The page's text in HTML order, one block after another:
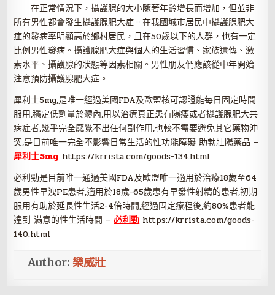
在正常情況下，攝護腺的大小隨著年齡增長而增加，但並非
所有男性都會發生攝護腺肥大症。在我國城市居民中攝護腺肥大
症的發病率明顯高於鄉村居民，且在50歲以下的人群，也有一定
比例男性發病。攝護腺肥大症與個人的生活習慣、家族遺傳、激
素水平、攝護腺的狀態等因素相關。男性朋友們應該從中年開始
注意預防攝護腺肥大症。
犀利士5mg,是唯一經過美國FDA及歐盟核可認證能每日固定時間
服用,穩定低劑量於體內,用以治療真正患有陽痿或者攝護腺肥大共
病症者,幾乎完全感覺不出任何副作用,也較不需要避免其它藥物沖
突,是目前唯一完全不影響日常生活的性功能障礙 助勃壯陽藥品 –
犀利士5mg https://krrista.com/goods-134.html
必利勁是目前唯一通過美國FDA及歐盟唯一適用於治療18歲至64
歲男性早洩PE患者,適用於18歲-65歲患有早發性射精的患者,初期
服用有助於延長性生活2-4倍時間,經過固定療程後,約80%患者能
達到 滿意的性生活時間 –必利勁 https://krrista.com/goods-
140.html
Author:樂威壯